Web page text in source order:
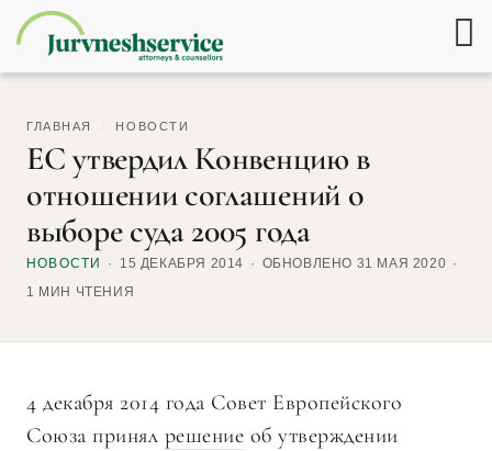
ГЛАВНАЯ НОВОСТИ
ЕС утвердил Конвенцию в
отношении соглашений о
выборе суда 2005 года
НОВОСТИ 15 ДЕКАБРЯ 2014
ОБНОВЛЕНО 31 МАЯ 2020
1 МИН ЧТЕНИЯ
4 декабря 2014 года Совет Европейского
Союза принял решение об утверждении